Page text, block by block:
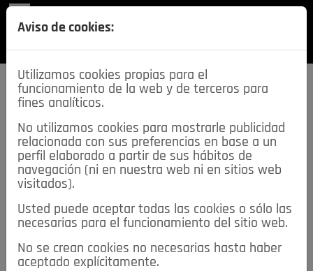
SECCIONES
descarga esta
REVISTA
≡NOTICIAS
NOTICIAS SERVICIOS DE INTERÉS
Aviso de cookies:
Utilizamos cookies propias para el
funcionamiento de la web y de terceros para
fines analíticos.
No utilizamos cookies para mostrarle publicidad
relacionada con sus preferencias en base a un
perfil elaborado a partir de sus hábitos de
navegación (ni en nuestra web ni en sitios web
visitados).
Usted puede aceptar todas las cookies o sólo las
necesarias para el funcionamiento del sitio web.
No se crean cookies no necesarias hasta haber
aceptado explícitamente.